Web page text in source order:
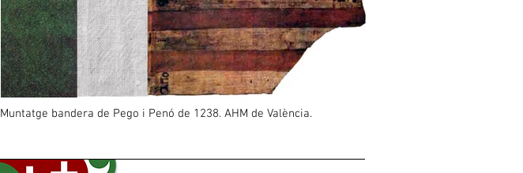
Muntatge bandera de Pego i Penó de 1238. AHM de València.